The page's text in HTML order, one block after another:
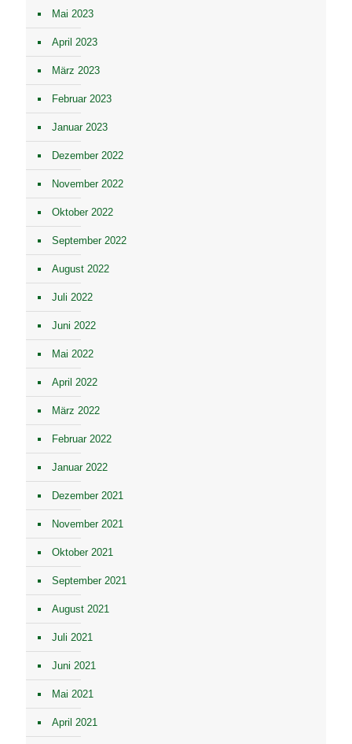
Mai 2023
April 2023
März 2023
Februar 2023
Januar 2023
Dezember 2022
November 2022
Oktober 2022
September 2022
August 2022
Juli 2022
Juni 2022
Mai 2022
April 2022
März 2022
Februar 2022
Januar 2022
Dezember 2021
November 2021
Oktober 2021
September 2021
August 2021
Juli 2021
Juni 2021
Mai 2021
April 2021